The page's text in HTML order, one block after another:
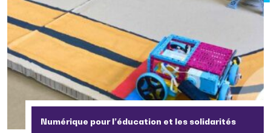
Numérique pour l’éducation et les solidarités